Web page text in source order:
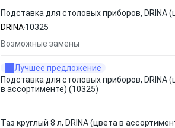
Подставка для столовых приборов, DRINA
DRINA10325
Возможные замены
Лучшее предложение
Подставка для столовых приборов, DRINA
в ассортименте) (10325)
Таз круглый 8 л, DRINA (цвета в